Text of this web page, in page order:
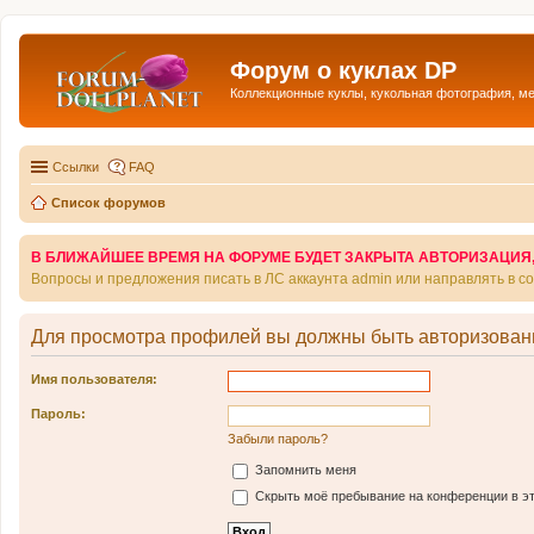
Форум о куклах DP
Коллекционные куклы, кукольная фотография,
Ссылки FAQ
Список форумов
В БЛИЖАЙШЕЕ ВРЕМЯ НА ФОРУМЕ БУДЕТ ЗАКРЫТА
Вопросы и предложения писать в ЛС аккаунта admin или направлять в
Для просмотра профилей вы должны быть
Имя пользователя:
Пароль:
Забыли пароль?
Запомнить меня
Скрыть моё пребывание на конференции в